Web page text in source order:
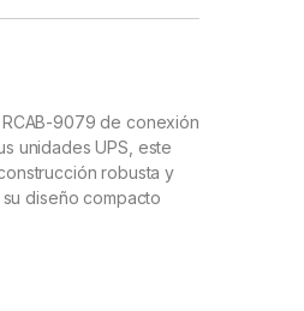
9079 de conexión
unidades UPS, este
robusta y
diseño compacto